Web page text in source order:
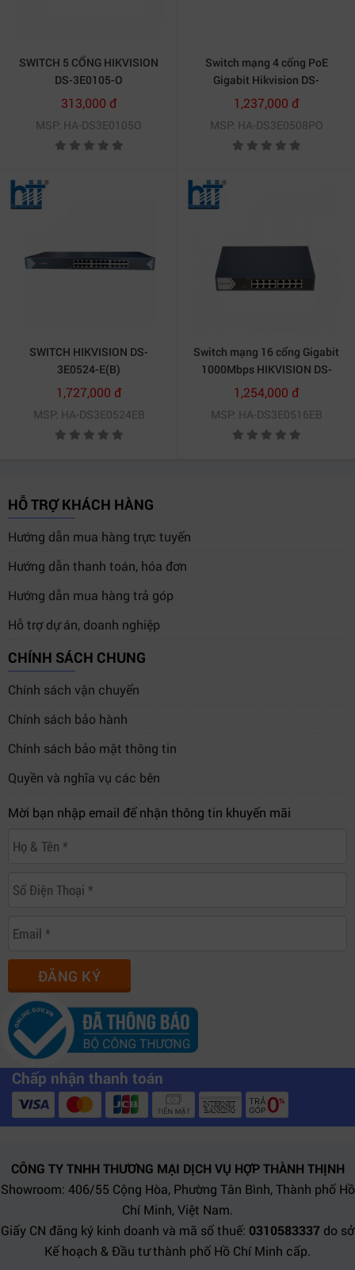
SWITCH 5 CỔNG HIKVISION
DS-3E0105-O
313,000 đ
MSP: HA-DS3E0105O
Switch mạng 4 cổng PoE
Gigabit Hikvision DS-
3E0508P-O
1,237,000 đ
MSP: HA-DS3E0508PO
SWITCH HIKVISION DS-
3E0524-E(B)
1,727,000 đ
MSP: HA-DS3E0524EB
Switch mạng 16 cổng Gigabit
1000Mbps HIKVISION DS-
3E0516-E(B)
1,254,000 đ
MSP: HA-DS3E0516EB
HỖ TRỢ KHÁCH HÀNG
Hướng dẫn mua hàng trực tuyến
Hướng dẫn thanh toán, hóa đơn
Hướng dẫn mua hàng trả góp
Hỗ trợ dự án, doanh nghiệp
CHÍNH SÁCH CHUNG
Chính sách vận chuyển
Chính sách bảo hành
Chính sách bảo mật thông tin
Quyền và nghĩa vụ các bên
Mời bạn nhập email để nhận thông tin khuyến mãi
ĐĂNG KÝ
Chấp nhận thanh toán
CÔNG TY TNHH THƯƠNG MẠI DỊCH VỤ HỢP THÀNH THỊNH
Showroom: 406/55 Cộng Hòa, Phường Tân Bình, Thành phố Hồ
Chí Minh, Việt Nam.
Giấy CN đăng ký kinh doanh và mã số thuế: 0310583337 do sở
Kế hoạch & Đầu tư thành phố Hồ Chí Minh cấp.